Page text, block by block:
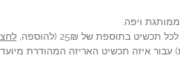
ויפה.
עבור איזה תכשיט האריזה המהודרת